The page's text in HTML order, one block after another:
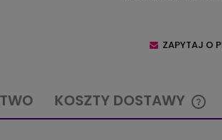
ZAPYTAJ O
KOSZTY DOSTAWY